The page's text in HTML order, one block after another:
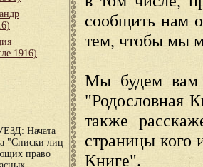
1916)
Начата
"Списки лиц
право
сообщить нам
тем, чтобы мы
Мы будем вам
"Родословная
также
страницы кого
Книге".